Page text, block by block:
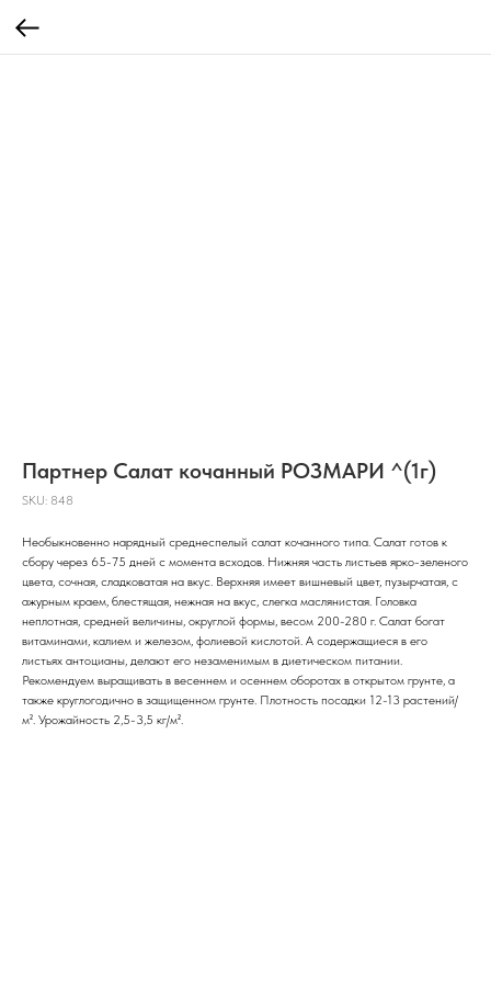
Партнер Салат кочанный РОЗМАРИ ^(1г)
SKU: 848
Необыкновенно нарядный среднеспелый салат кочанного типа. Салат готов к
сбору через 65-75 дней с момента всходов. Нижняя часть листьев ярко-зеленого
цвета, сочная, сладковатая на вкус. Верхняя имеет вишневый цвет, пузырчатая, с
ажурным краем, блестящая, нежная на вкус, слегка маслянистая. Головка
неплотная, средней величины, округлой формы, весом 200-280 г. Салат богат
витаминами, калием и железом, фолиевой кислотой. А содержащиеся в его
листьях антоцианы, делают его незаменимым в диетическом питании.
Рекомендуем выращивать в весеннем и осеннем оборотах в открытом грунте, а
также круглогодично в защищенном грунте. Плотность посадки 12-13 растений/
м². Урожайность 2,5-3,5 кг/м².